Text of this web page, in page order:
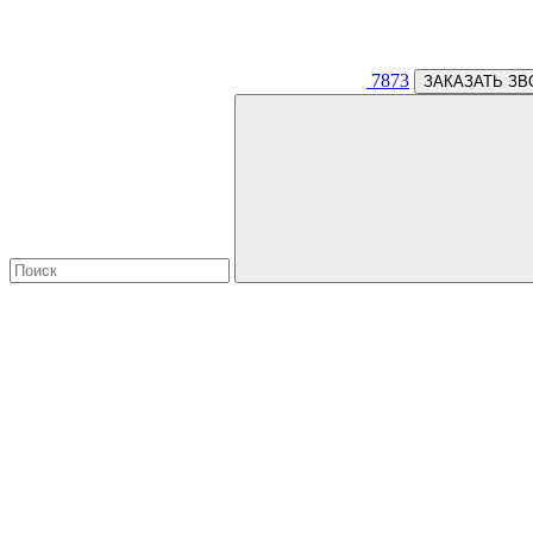
7873 ЗАКАЗАТЬ